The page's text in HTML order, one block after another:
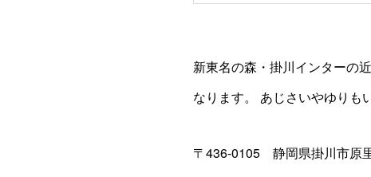
新東名の森・掛川インターの
なります。 あじさいやゆりも
〒436-0105 静岡県掛川市原